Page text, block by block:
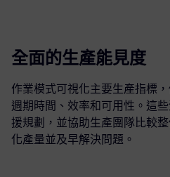
全面的生產能見度
作業模式可視化主要生產指標
週期時間、效率和可用性。這
援規劃，並協助生產團隊比較
化產量並及早解決問題。